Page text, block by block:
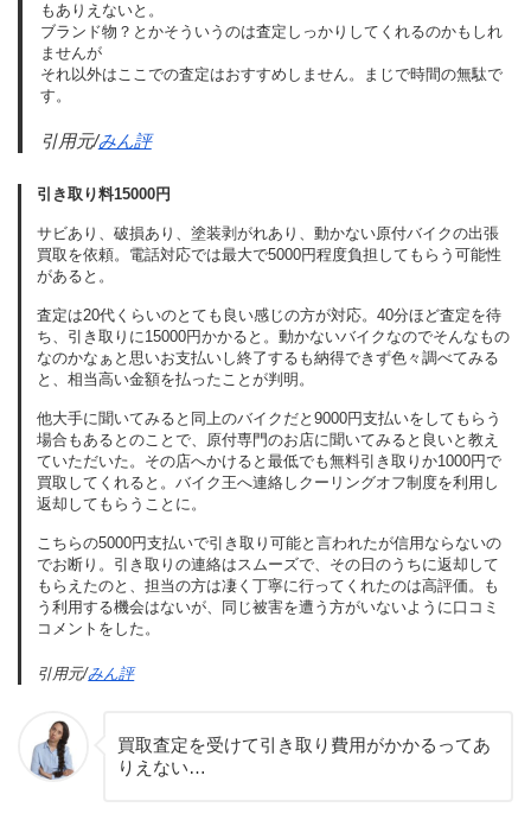
もありえないと。
ブランド物？とかそういうのは査定しっかりしてくれるのかもしれ
ませんが
それ以外はここでの査定はおすすめしません。まじで時間の無駄で
す。
引用元/みん評
引き取り料15000円
サビあり、破損あり、塗装剥がれあり、動かない原付バイクの出張
買取を依頼。電話対応では最大で5000円程度負担してもらう可能性
があると。
査定は20代くらいのとても良い感じの方が対応。40分ほど査定を待
ち、引き取りに15000円かかると。動かないバイクなのでそんなもの
なのかなぁと思いお支払いし終了するも納得できず色々調べてみる
と、相当高い金額を払ったことが判明。
他大手に聞いてみると同上のバイクだと9000円支払いをしてもらう
場合もあるとのことで、原付専門のお店に聞いてみると良いと教え
ていただいた。その店へかけると最低でも無料引き取りか1000円で
買取してくれると。バイク王へ連絡しクーリングオフ制度を利用し
返却してもらうことに。
こちらの5000円支払いで引き取り可能と言われたが信用ならないの
でお断り。引き取りの連絡はスムーズで、その日のうちに返却して
もらえたのと、担当の方は凄く丁寧に行ってくれたのは高評価。も
う利用する機会はないが、同じ被害を遭う方がいないように口コミ
コメントをした。
引用元/みん評
買取査定を受けて引き取り費用がかかるってあ
りえない…